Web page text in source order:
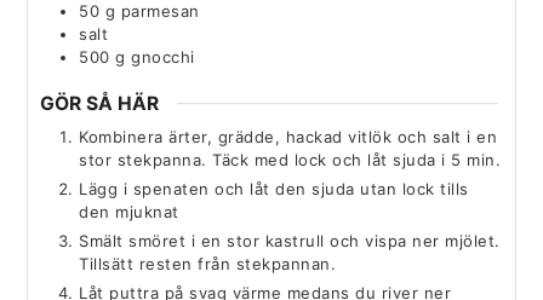
50 g parmesan
salt
500 g gnocchi
GÖR SÅ HÄR
Kombinera ärter, grädde, hackad vitlök och salt i en
stor stekpanna. Täck med lock och låt sjuda i 5 min.
Lägg i spenaten och låt den sjuda utan lock tills
den mjuknat
Smält smöret i en stor kastrull och vispa ner mjölet.
Tillsätt resten från stekpannan.
Låt puttra på svag värme medans du river ner